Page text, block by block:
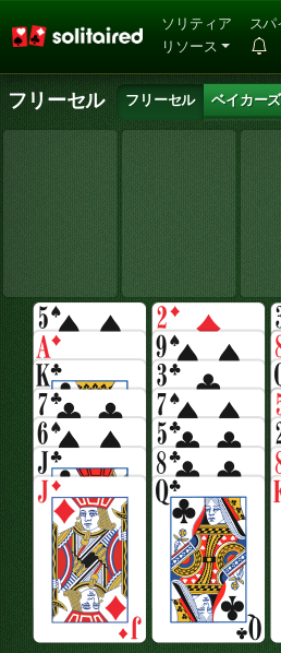
ソリティア ス
リソース
フリーセル フリーセル ベイカー